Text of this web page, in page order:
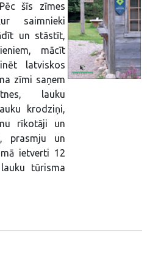
šīs zīmes
saimnieki
un stāstīt,
mācīt
latviskos
zīmi saņem
lauku
krodziņi,
rīkotāji un
prasmju un
ietverti 12
tūrisma